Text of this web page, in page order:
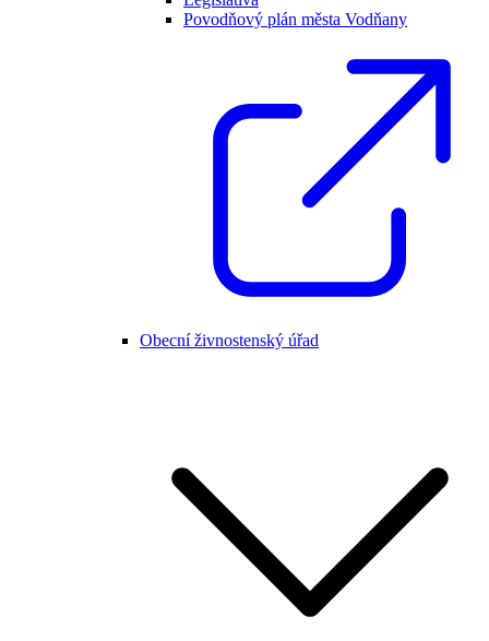
Povodňový plán města Vodňany
Obecní živnostenský úřad